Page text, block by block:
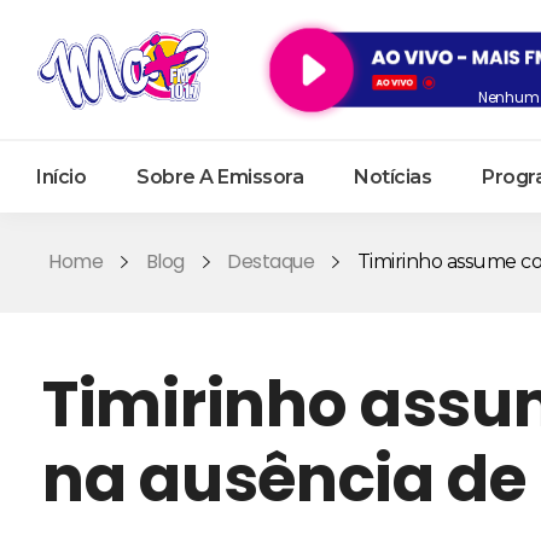
Início Sobre A Emissora Notícias
Home Blog Destaque Timirinho assume
Timirinho
na ausência